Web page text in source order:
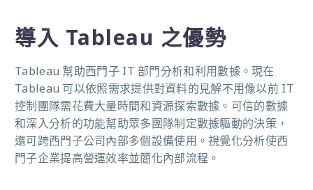
導入 Tableau 之優勢
Tableau 幫助西門子 IT 部門分析和利用數據。現在
Tableau 可以依照需求提供對資料的見解不用像以前 IT
控制團隊需花費大量時間和資源探索數據。可信的數據
和深入分析的功能幫助眾多團隊制定數據驅動的決策，
還可跨西門子公司內部多個設備使用。視覺化分析使西
門子企業提高營運效率並簡化內部流程。